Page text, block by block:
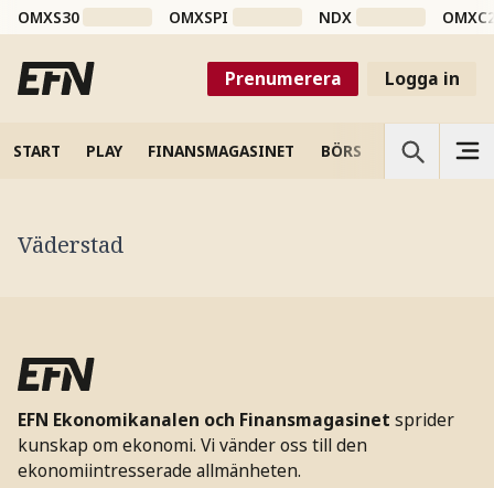
OMXS30 OMXSPI NDX
Prenumerera Logga in
START PLAY FINANSMAGASINET BÖRS VETENSKAP
Väderstad
EFN Ekonomikanalen och Finansmagasinet sprider
kunskap om ekonomi. Vi vänder oss till den
ekonomiintresserade allmänheten.